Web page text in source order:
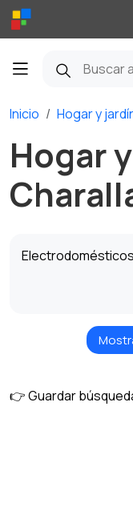
Inicio Hogar y
Hogar
Electrodomésticos
Juegos de cocina
👉 Guardar